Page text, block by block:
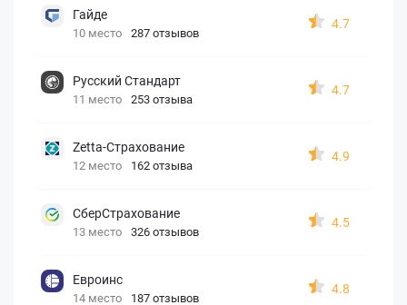
Гайде
10 место 287 отзывов
4.7
Русский Стандарт
11 место 253 отзыва
4.7
Zetta-Страхование
12 место 162 отзыва
4.9
СберСтрахование
13 место 326 отзывов
4.5
Евроинс
14 место 187 отзывов
4.8